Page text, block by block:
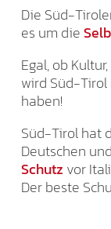
Die Süd-
es um die
Egal, ob
wird Süd-
haben!
Süd-Tirol hat
Deutschen
Schutz vor
Der beste